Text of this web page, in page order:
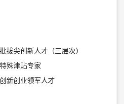
尖创新人才（三层次）
殊津贴专家
新创业领军人才